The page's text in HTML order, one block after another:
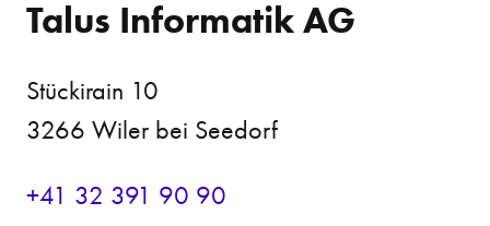
Talus Informatik AG
Stückirain 10
3266 Wiler bei Seedorf
+41 32 391 90 90